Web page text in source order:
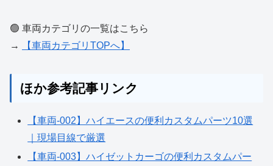
🟢 車両カテゴリの一覧はこちら
→
【車両カテゴリTOPへ】
ほか参考記事リンク
【車両-002】ハイエースの便利カスタムパーツ10選
｜現場目線で厳選
【車両-003】ハイゼットカーゴの便利カスタムパー